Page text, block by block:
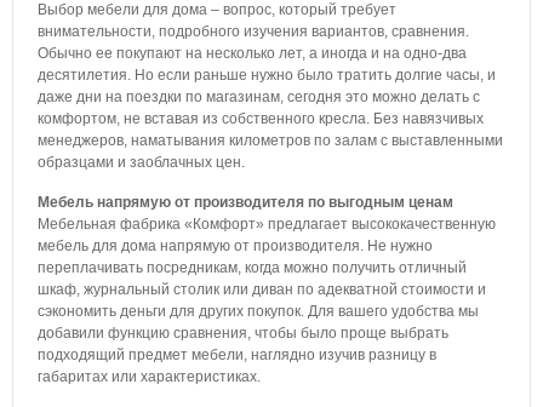
Выбор мебели для дома – вопрос, который требует
внимательности, подробного изучения вариантов, сравнения.
Обычно ее покупают на несколько лет, а иногда и на одно-два
десятилетия. Но если раньше нужно было тратить долгие часы, и
даже дни на поездки по магазинам, сегодня это можно делать с
комфортом, не вставая из собственного кресла. Без навязчивых
менеджеров, наматывания километров по залам с выставленными
образцами и заоблачных цен.
Мебель напрямую от производителя по выгодным ценам
Мебельная фабрика «Комфорт» предлагает высококачественную
мебель для дома напрямую от производителя. Не нужно
переплачивать посредникам, когда можно получить отличный
шкаф, журнальный столик или диван по адекватной стоимости и
сэкономить деньги для других покупок. Для вашего удобства мы
добавили функцию сравнения, чтобы было проще выбрать
подходящий предмет мебели, наглядно изучив разницу в
габаритах или характеристиках.